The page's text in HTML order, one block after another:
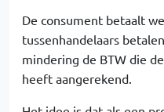
De consument betaalt
tussenhandelaars
mindering de BTW die
heeft aangerekend.